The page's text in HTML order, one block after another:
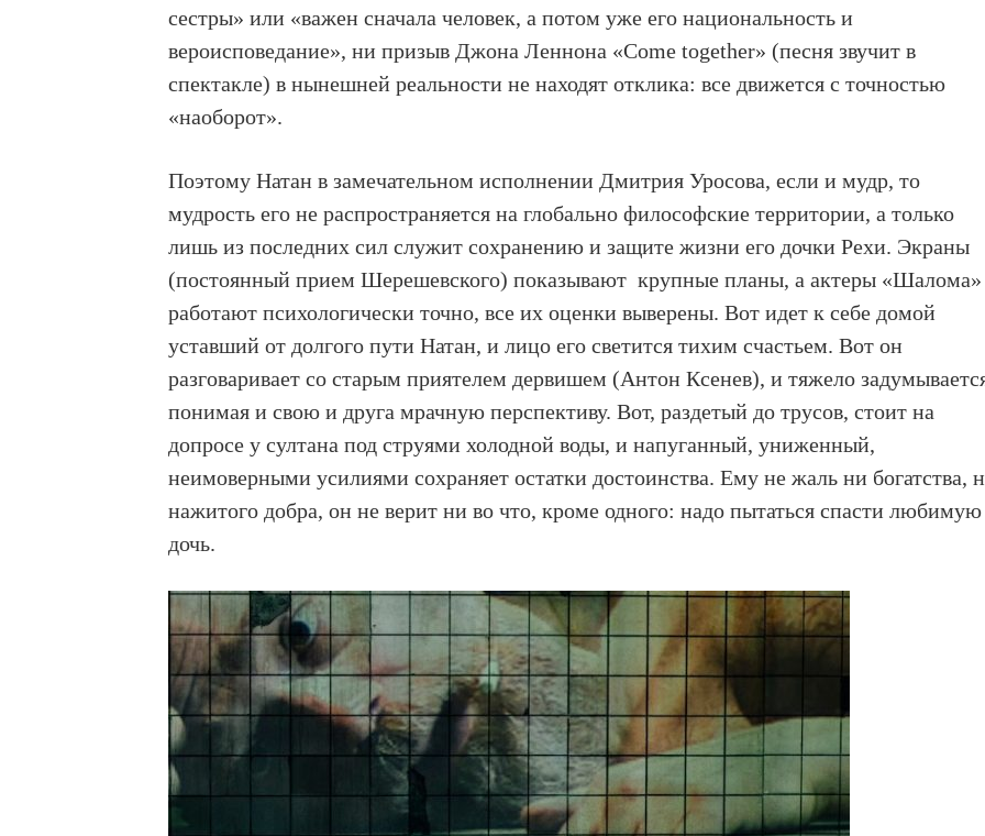
сестры» или «важен сначала человек, а потом уже его национальность и
вероисповедание», ни призыв Джона Леннона «Come together» (песня звучит в
спектакле) в нынешней реальности не находят отклика: все движется с точностью
«наоборот».
Поэтому Натан в замечательном исполнении Дмитрия Уросова, если и мудр, то
мудрость его не распространяется на глобально философские территории, а только
лишь из последних сил служит сохранению и защите жизни его дочки Рехи. Экраны
(постоянный прием Шерешевского) показывают крупные планы, а актеры «Шалома»
работают психологически точно, все их оценки выверены. Вот идет к себе домой
уставший от долгого пути Натан, и лицо его светится тихим счастьем. Вот он
разговаривает со старым приятелем дервишем (Антон Ксенев), и тяжело
понимая и свою и друга мрачную перспективу. Вот, раздетый до трусов, стоит на
допросе у султана под струями холодной воды, и напуганный, униженный,
неимоверными усилиями сохраняет остатки достоинства. Ему не жаль ни богатства,
нажитого добра, он не верит ни во что, кроме одного: надо пытаться спасти любимую
дочь.